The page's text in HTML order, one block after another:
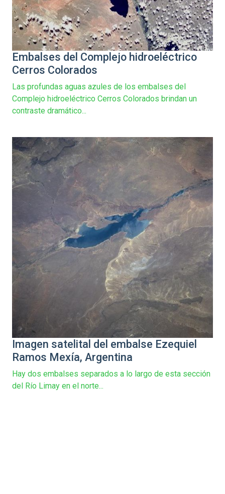
Embalses del Complejo hidroeléctrico
Cerros Colorados
Las profundas aguas azules de los embalses del
Complejo hidroeléctrico Cerros Colorados brindan un
contraste dramático...
Imagen satelital del embalse Ezequiel
Ramos Mexía, Argentina
Hay dos embalses separados a lo largo de esta sección
del Río Limay en el norte...